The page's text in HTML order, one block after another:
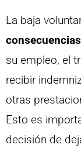
La baja
su empleo, el
recibir
otras
Esto es
decisión de